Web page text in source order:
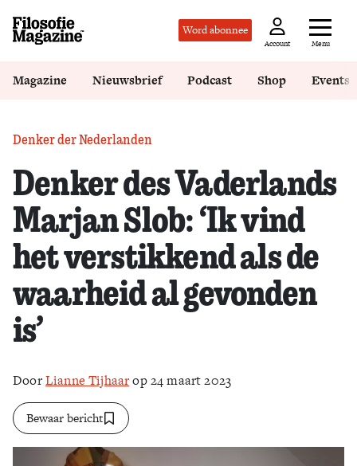
Word abonnee
Account Menu
Magazine Nieuwsbrief Podcast Shop Events
Denker der Nederlanden
Denker des Vaderlands
Marjan Slob: ‘Ik vind
het verstikkend als de
waarheid al gevonden
is’
DoorLianne Tijhaarop 24 maart 2023
Bewaar bericht